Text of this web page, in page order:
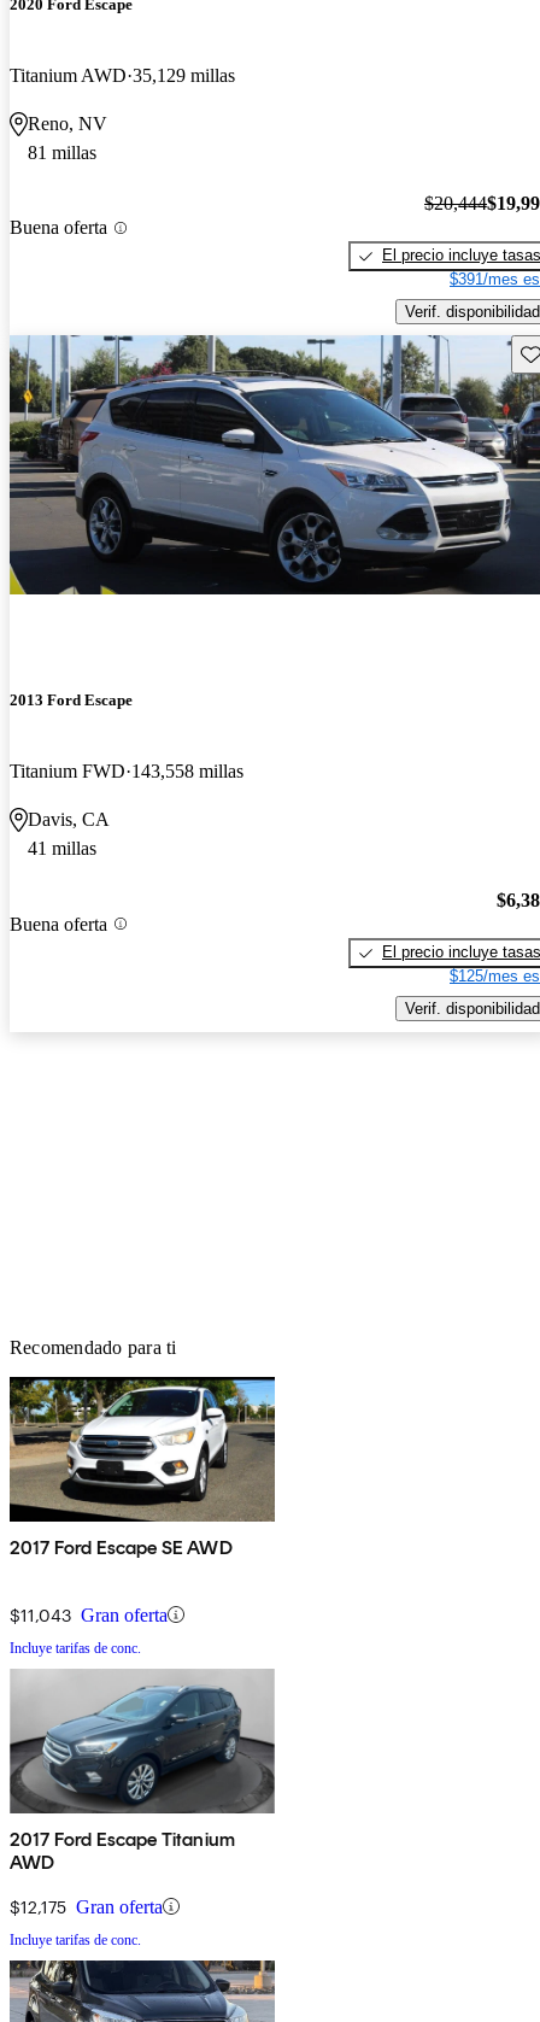
2020 Ford Escape
Titanium AWD 35,129 millas
Reno, NV
81 millas
Buena oferta
$20,444
El precio incluye tasas
$391/mes
Verif. disponibilidad
2013 Ford Escape
Titanium FWD 143,558 millas
Davis, CA
41 millas
Buena oferta
El precio incluye tasas
$125/mes
Verif. disponibilidad
Recomendado para ti
2017 Ford Escape SE AWD
$11,043 Gran oferta
Incluye tarifas de conc.
2017 Ford Escape Titanium
AWD
$12,175 Gran oferta
Incluye tarifas de conc.